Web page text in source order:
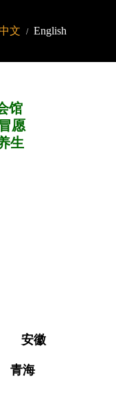
文 / English
馆
愿
生
安徽
青海